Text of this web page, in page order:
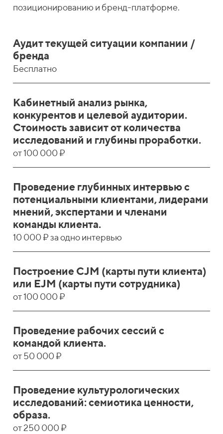
позиционированию и бренд-платформе.
Аудит текущей ситуации компании /
бренда
Бесплатно
Кабинетный анализ рынка,
конкурентов и целевой аудитории.
Стоимость зависит от количества
исследований и глубины проработки.
от 100 000 ₽
Проведение глубинных интервью с
потенциальными клиентами, лидерами
мнений, экспертами и членами
команды клиента.
10 000 ₽ за одно интервью
Построение CJM (карты пути клиента)
или EJM (карты пути сотрудника)
от 100 000 ₽
Проведение рабочих сессий с
командой клиента.
от 50 000 ₽
Проведение культурологических
исследований: семиотика ценности,
образа.
от 250 000 ₽